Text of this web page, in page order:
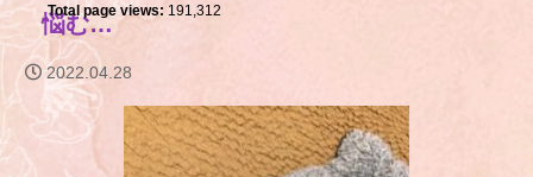
Total page views: 191,312
悩む…
2022.04.28